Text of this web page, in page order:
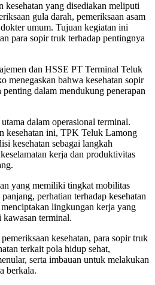
kesehatan yang disediakan meliputi
gula darah, pemeriksaan asam
umum. Tujuan kegiatan ini
para sopir truk terhadap pentingnya
dan HSSE PT Terminal Teluk
menegaskan bahwa kesehatan sopir
dalam mendukung penerapan
dalam operasional terminal.
kesehatan ini, TPK Teluk Lamong
kesehatan sebagai langkah
kerja dan produktivitas
yang memiliki tingkat mobilitas
perhatian terhadap kesehatan
lingkungan kerja yang
terminal.
kesehatan, para sopir truk
terkait pola hidup sehat,
serta imbauan untuk melakukan
berkala.